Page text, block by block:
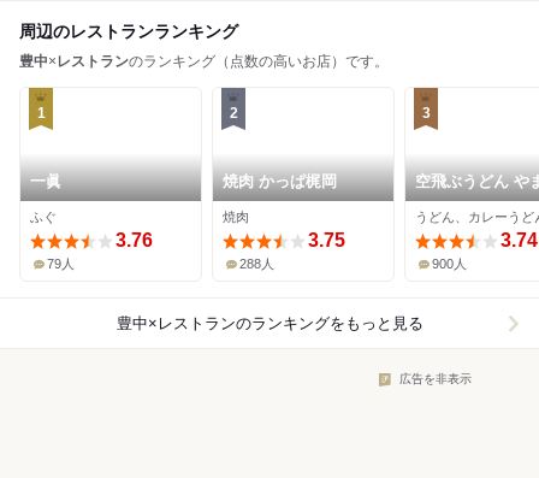
周辺のレストランランキング
豊中× レストランのランキング（点数の高いお店）です。
1
一眞
ふぐ
3.76
79人
2
焼肉 かっぱ梶岡
焼肉
3.75
288人
3
空飛ぶうどん や
き家
うどん、カレーうど
3.74
900人
豊中×レストランのランキングをもっと見る
広告を非表示